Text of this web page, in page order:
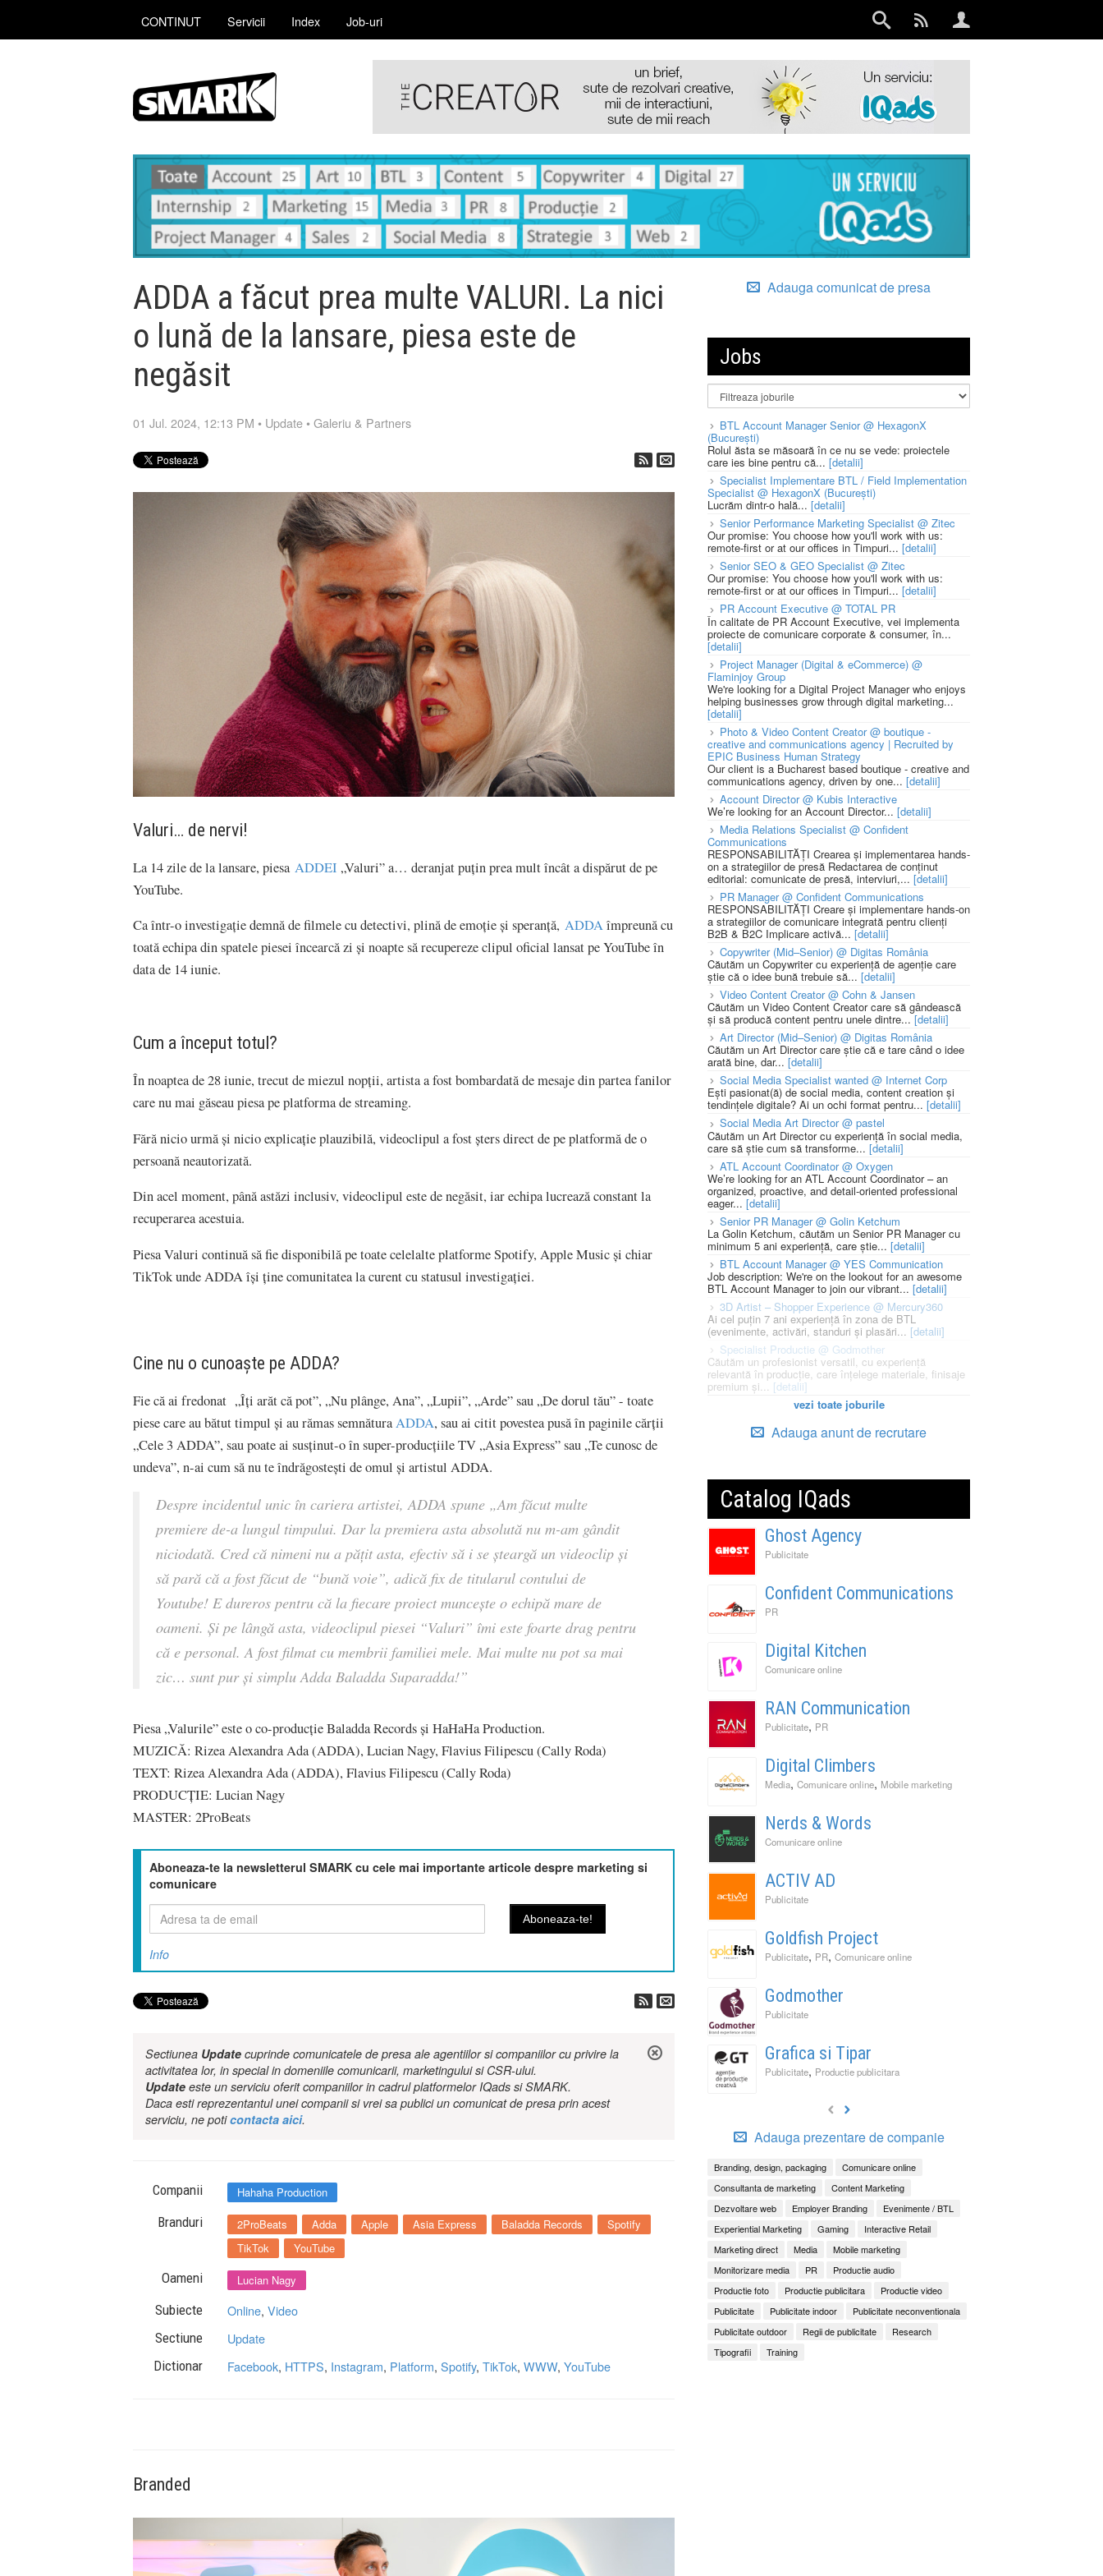
CONTINUT Servicii Index Job-uri
ADDA a făcut prea multe VALURI. La nici
o lună de la lansare, piesa este de
negăsit
01 Jul. 2024, 12:13 PM • Update •Galeriu & Partners
Valuri… de nervi!
La 14 zile de la lansare, piesa ADDEI „Valuri” a… deranjat puțin prea mult încât a dispărut de pe
YouTube.
Ca într-o investigație demnă de filmele cu detectivi, plină de emoție și speranță, ADDAîmpreună cu
toată echipa din spatele piesei încearcă zi și noapte să recupereze clipul oficial lansat pe YouTube în
data de 14 iunie.
Cum a început totul?
În noaptea de 28 iunie, trecut de miezul nopții, artista a fost bombardată de mesaje din partea fanilor
care nu mai găseau piesa pe platforma de streaming.
Fără nicio urmă și nicio explicație plauzibilă, videoclipul a fost șters direct de pe platformă de o
persoană neautorizată.
Din acel moment, până astăzi inclusiv, videoclipul este de negăsit, iar echipa lucrează constant la
recuperarea acestuia.
Piesa Valuri continuă să fie disponibilă pe toate celelalte platforme Spotify, Apple Music și chiar
TikTok unde ADDA își ține comunitatea la curent cu statusul investigației.
Cine nu o cunoaște pe ADDA?
Fie că ai fredonat „Îți arăt că pot”, „Nu plânge, Ana”, „Lupii”, „Arde” sau „De dorul tău” - toate
piese care au bătut timpul și au rămas semnăturaADDA, sau ai citit povestea pusă în paginile cărții
„Cele 3 ADDA”, sau poate ai susținut-o în super-producțiile TV „Asia Express” sau „Te cunosc de
undeva”, n-ai cum să nu te îndrăgostești de omul și artistul ADDA.
Despre incidentul unic în cariera artistei, ADDA spune „Am făcut multe
premiere de-a lungul timpului. Dar la premiera asta absolută nu m-am gândit
niciodată. Cred că nimeni nu a pățit asta, efectiv să i se șteargă un videoclip și
să pară că a fost făcut de “bună voie”, adică fix de titularul contului de
Youtube! E dureros pentru că la fiecare proiect muncește o echipă mare de
oameni. Și pe lângă asta, videoclipul piesei “Valuri” îmi este foarte drag pentru
că e personal. A fost filmat cu membrii familiei mele. Mai multe nu pot sa mai
zic… sunt pur și simplu Adda Baladda Suparadda!”
Piesa „Valurile” este o co-producție Baladda Records și HaHaHa Production.
MUZICĂ: Rizea Alexandra Ada (ADDA), Lucian Nagy, Flavius Filipescu (Cally Roda)
TEXT: Rizea Alexandra Ada (ADDA), Flavius Filipescu (Cally Roda)
PRODUCȚIE: Lucian Nagy
MASTER: 2ProBeats
Aboneaza-te la newsletterul SMARK cu cele mai importante articole despre marketing si
comunicare
Info
Sectiunea Update cuprinde comunicatele de presa ale agentiilor si companiilor cu privire la
activitatea lor, in special in domeniile comunicarii, marketingului si CSR-ului.
Update este un serviciu oferit companiilor in cadrul platformelor IQads si SMARK.
Daca esti reprezentantul unei companii si vrei sa publici un comunicat de presa prin acest
serviciu, ne poticontacta aici.
Companii Hahaha Production
Branduri 2ProBeats Adda Apple Asia Express Baladda Records
Spotify
TikTok
YouTube
Oameni Lucian Nagy
Subiecte Online, Video
Sectiune Update
Dictionar Facebook, HTTPS, Instagram, Platform, Spotify, TikTok, WWW, YouTube
Branded
Adauga comunicat de presa
Jobs
BTL Account Manager Senior @ HexagonX
(București)
Rolul ăsta se măsoară în ce nu se vede: proiectele
care ies bine pentru că... [detalii]
Specialist Implementare BTL / Field Implementation
Specialist @ HexagonX (București)
Lucrăm dintr-o hală... [detalii]
Senior Performance Marketing Specialist @ Zitec
Our promise: You choose how you'll work with us:
remote-first or at our offices in Timpuri... [detalii]
Senior SEO & GEO Specialist @ Zitec
Our promise: You choose how you'll work with us:
remote-first or at our offices in Timpuri... [detalii]
PR Account Executive @ TOTAL PR
În calitate de PR Account Executive, vei implementa
proiecte de comunicare corporate & consumer, în...
[detalii]
Project Manager (Digital & eCommerce) @
Flaminjoy Group
We're looking for a Digital Project Manager who enjoys
helping businesses grow through digital marketing...
[detalii]
Photo & Video Content Creator @ boutique -
creative and communications agency | Recruited by
EPIC Business Human Strategy
Our client is a Bucharest based boutique - creative and
communications agency, driven by one... [detalii]
Account Director @ Kubis Interactive
We’re looking for an Account Director... [detalii]
Media Relations Specialist @ Confident
Communications
RESPONSABILITĂȚI Crearea și implementarea hands-
on a strategiilor de presă Redactarea de conținut
editorial: comunicate de presă, interviuri,... [detalii]
PR Manager @ Confident Communications
RESPONSABILITĂȚI Creare și implementare hands-on
a strategiilor de comunicare integrată pentru clienți
B2B & B2C Implicare activă... [detalii]
Copywriter (Mid–Senior) @ Digitas România
Căutăm un Copywriter cu experiență de agenție care
știe că o idee bună trebuie să... [detalii]
Video Content Creator @ Cohn & Jansen
Căutăm un Video Content Creator care să gândească
și să producă content pentru unele dintre... [detalii]
Art Director (Mid–Senior) @ Digitas România
Căutăm un Art Director care știe că e tare când o idee
arată bine, dar... [detalii]
Social Media Specialist wanted @ Internet Corp
Ești pasionat(ă) de social media, content creation și
tendințele digitale? Ai un ochi format pentru... [detalii]
Social Media Art Director @ pastel
Căutăm un Art Director cu experiență în social media,
care să știe cum să transforme... [detalii]
ATL Account Coordinator @ Oxygen
We’re looking for an ATL Account Coordinator – an
organized, proactive, and detail-oriented professional
eager... [detalii]
Senior PR Manager @ Golin Ketchum
La Golin Ketchum, căutăm un Senior PR Manager cu
minimum 5 ani experiență, care știe... [detalii]
BTL Account Manager @ YES Communication
Job description: We're on the lookout for an awesome
BTL Account Manager to join our vibrant... [detalii]
3D Artist – Shopper Experience @ Mercury360
Ai cel puțin 7 ani experiență în zona de BTL
(evenimente, activări, standuri și plasări... [detalii]
Specialist Productie @ Godmother
Căutăm un profesionist versatil, cu experiență
relevantă în producție, care înțelege materiale, finisaje
premium și... [detalii]
vezi toate joburile
Adauga anunt de recrutare
Catalog IQads
Ghost Agency
Publicitate
Confident Communications
PR
Digital Kitchen
Comunicare online
RAN Communication
Publicitate, PR
Digital Climbers
Media, Comunicare online, Mobile marketing
Nerds & Words
Comunicare online
ACTIV AD
Publicitate
Goldfish Project
Publicitate, PR, Comunicare online
Godmother
Publicitate
Grafica si Tipar
Publicitate, Productie publicitara
Adauga prezentare de companie
Branding, design, packaging
Comunicare online
Consultanta de marketing
Content Marketing
Dezvoltare web
Employer Branding
Evenimente / BTL
Experiential Marketing
Gaming
Interactive Retail
Marketing direct
Media
Mobile marketing
Monitorizare media
PR
Productie audio
Productie foto
Productie publicitara
Productie video
Publicitate
Publicitate indoor
Publicitate neconventionala
Publicitate outdoor
Regii de publicitate
Research
Tipografii
Training